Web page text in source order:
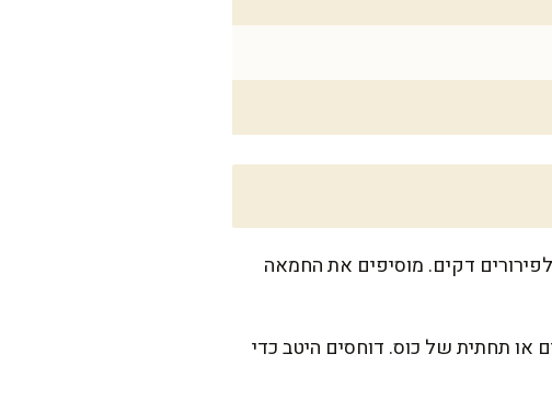
דקים. מוסיפים את החמאה
בעדינות עם הידיים או תחתית של כוס. דוחסים היטב כדי